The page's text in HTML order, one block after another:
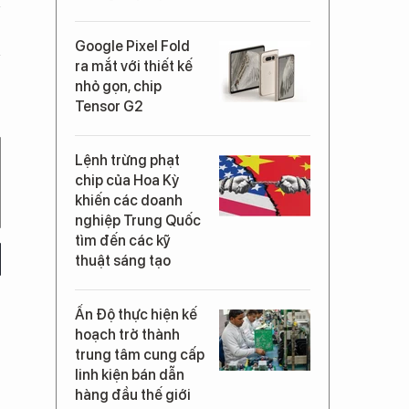
Google Pixel Fold
ra mắt với thiết kế
nhỏ gọn, chip
Tensor G2
Lệnh trừng phạt
chip của Hoa Kỳ
khiến các doanh
nghiệp Trung Quốc
tìm đến các kỹ
thuật sáng tạo
Ấn Độ thực hiện kế
hoạch trở thành
trung tâm cung cấp
linh kiện bán dẫn
hàng đầu thế giới